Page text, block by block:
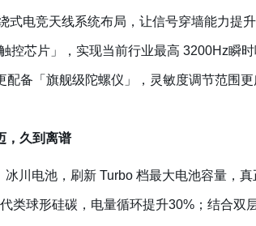
式电竞天线系统布局，让信号穿墙能力提
控芯片」，实现当前行业最高 3200Hz瞬
备「旗舰级陀螺仪」，灵敏度调节范围更
，久到离谱
川电池，刷新 Turbo 档最大电池容量，真
类球形硅碳，电量循环提升30%；结合双